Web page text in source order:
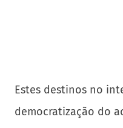
Estes destinos no
democratização do